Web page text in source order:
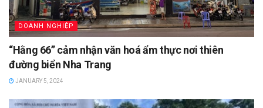
DOANH NGHIỆP
“Hằng 66” cảm nhận văn hoá ẩm thực nơi thiên
đường biển Nha Trang
JANUARY 5, 2024